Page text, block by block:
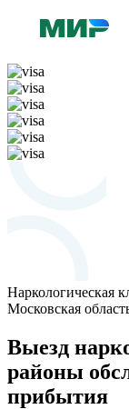
Наркологическая
Московская
Выезд
районы
прибытия